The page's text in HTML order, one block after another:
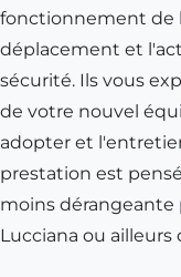
fonctionnement de
déplacement et
sécurité. Ils vous
de votre nouvel
adopter et
prestation est
moins dérangeante
Lucciana ou